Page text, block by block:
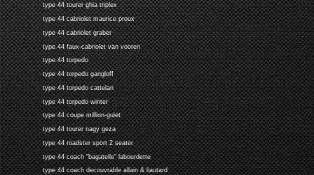
type 44 tourer ghia triplex
type 44 cabriolet maurice proux
type 44 cabriolet graber
type 44 faux-cabriolet van vooren
type 44 torpedo
type 44 torpedo gangloff
type 44 torpedo cattelan
type 44 torpedo winter
type 44 coupe million-guiet
type 44 tourer nagy geza
type 44 roadster sport 2 seater
type 44 coach "bagatelle" labourdette
type 44 coach decouvrable allain & liautard